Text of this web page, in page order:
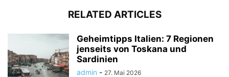
RELATED ARTICLES
Geheimtipps Italien: 7 Regionen
jenseits von Toskana und
Sardinien
admin - 27. Mai 2026